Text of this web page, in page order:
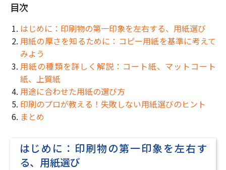
目次
はじめに：印刷物の第一印象を左右する、用紙選び
用紙の厚さを知るために：コピー用紙を基準に考えて
みよう
用紙の種類を詳しく解説：コート紙、マットコート
紙、上質紙
用途に合わせた用紙の選び方
印刷のプロが教える！失敗しない用紙選びのヒント
まとめ
はじめに：印刷物の第一印象を左右す
る、用紙選び